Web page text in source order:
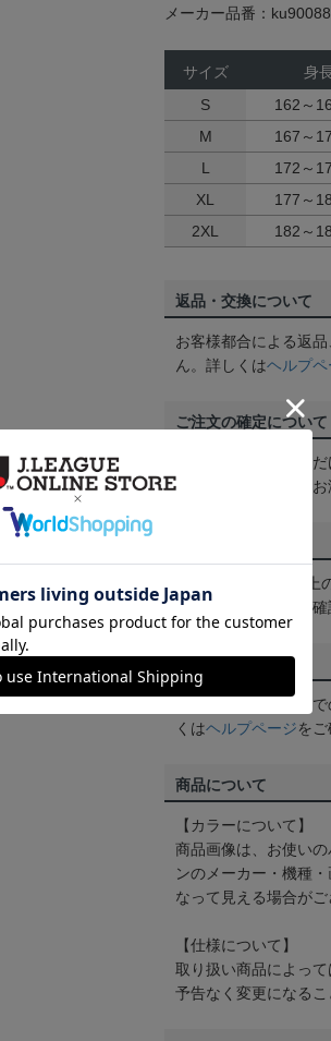
メーカー品番：
サイズ 身
S
162～
M
167～
L
172～
XL
177～
2XL
182～
返品・交換について
お客様都合による返
ん。詳しくはヘルプペ
ご注文の確定について
買い物かごに入れる
めにご購入手続きをお
3,980円（税込）以上
は
をご
配送方法について
一部商品はメール便
くはヘルプページをご
商品について
【カラーについて】
商品画像は、お使い
ンのメーカー・機種
なって見える場合が
【仕様について】
取り扱い商品によっ
予告なく変更になるこ